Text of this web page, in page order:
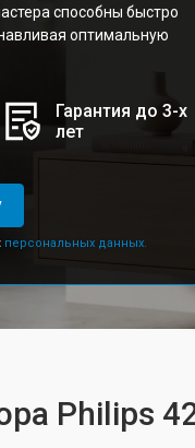
способны быстро
оптимальную
Гарантия до 3-х
лет
персональных данных.
Philips